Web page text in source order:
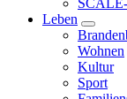
Leben
Wohnen
Kultur
Sport